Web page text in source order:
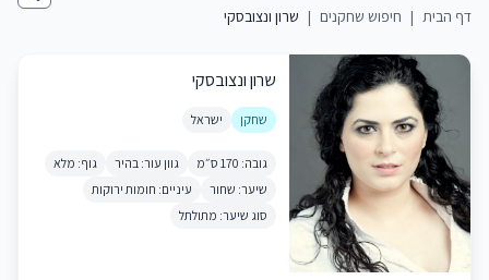
דף הבית | חיפוש שחקנים | שרון ונצובסקי
שרון ונצובסקי
שחקן ישראל
גובה: 170 ס״מ גוון עור: בהיר
גוף: מלא
שיער: שחור
עיניים: חומות ירוקות
סוג שיער: מתולתל